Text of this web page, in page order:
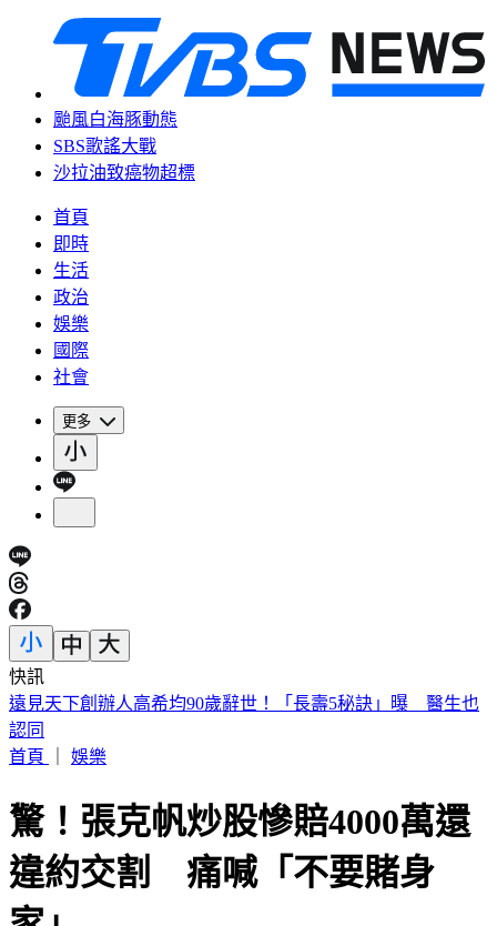
颱風白海豚動態
SBS歌謠大戰
沙拉油致癌物超標
首頁
即時
生活
政治
娛樂
國際
社會
更多
快訊
美股開盤／聯準會升息疑慮意外減緩！標普、那指「雙開高」
首頁
驚！張克帆炒股慘賠4000萬還
違約交割 痛喊「不要賭身
家」